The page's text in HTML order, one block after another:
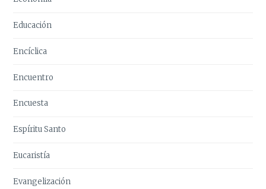
Educación
Encíclica
Encuentro
Encuesta
Espíritu Santo
Eucaristía
Evangelización